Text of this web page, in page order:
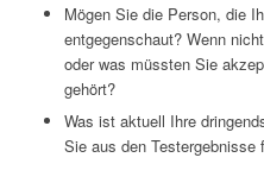
Mögen Sie die Person, die
entgegenschaut? Wenn
oder was müssten Sie
gehört?
Was ist aktuell Ihre
Sie aus den Testergebnisse